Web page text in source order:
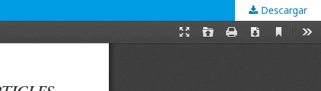
Descargar